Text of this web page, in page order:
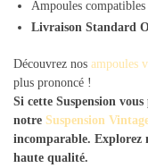
Ampoules compatibles
Livraison Standard
Découvrez nos ampoules
plus prononcé !
Si cette Suspension
notre Suspension
incomparable. Explorez
haute qualité.